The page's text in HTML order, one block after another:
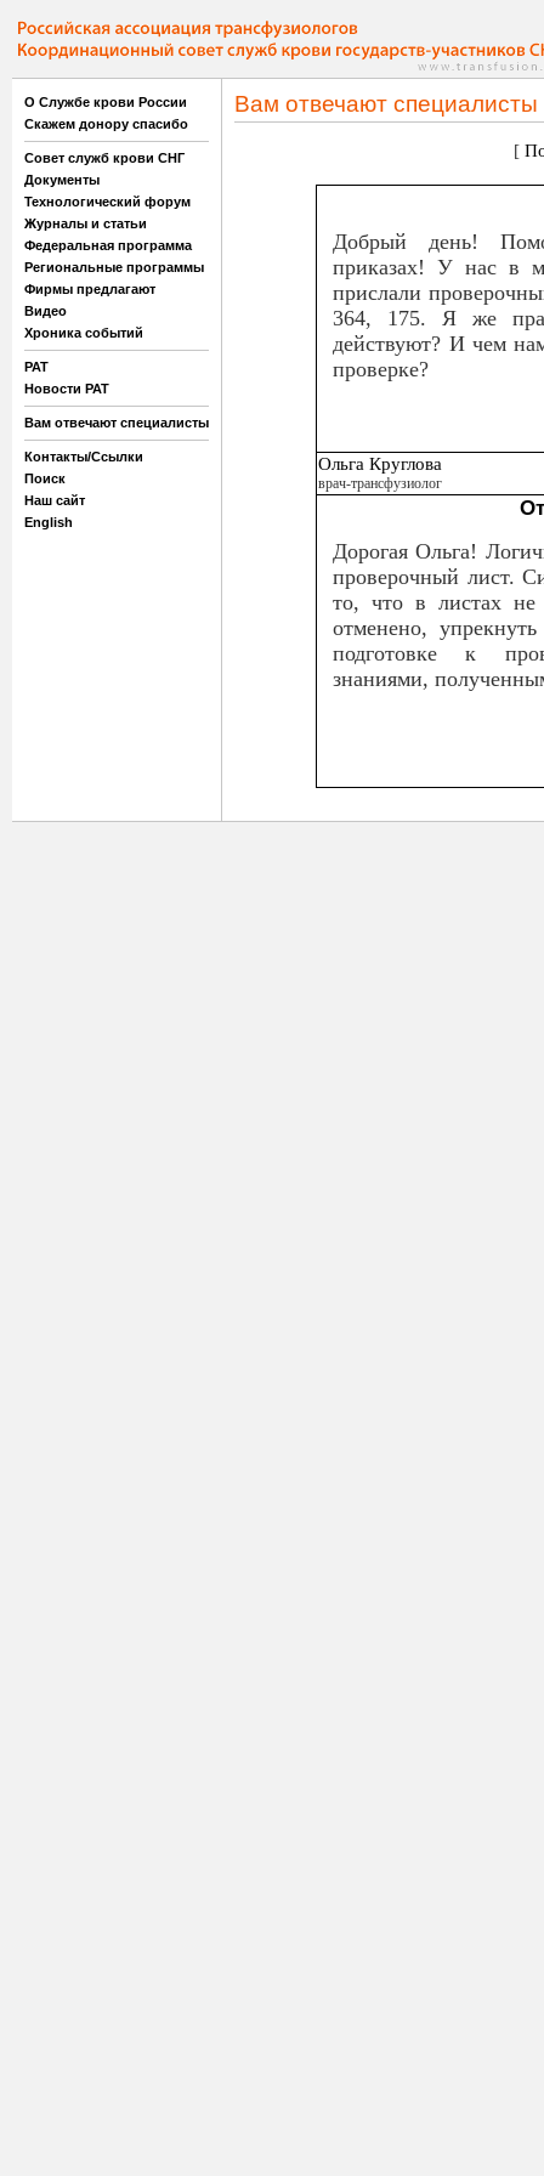
О Службе крови России
Скажем донору спасибо
Совет служб крови СНГ
Документы
Технологический форум
Журналы и статьи
Федеральная программа
Региональные программы
Фирмы предлагают
Видео
Хроника событий
РАТ
Новости РАТ
Вам отвечают специалисты
Контакты/Ссылки
Поиск
Наш сайт
English
Вам отвечают специалисты
[
Добрый день!
приказах! У нас в
прислали
364, 175. Я же
действуют? И чем
проверке?
Ольга Круглова
врач-трансфузиолог
Дорогая Ольга!
проверочный лист.
то, что в листах
отменено,
подготовке к
знаниями,